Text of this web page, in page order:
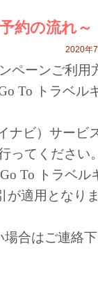
約の流れ～
2020年
ペーンご利用
To トラベル
ナビ）サービ
ってください
To トラベ
が適⽤となり
場合はご連絡